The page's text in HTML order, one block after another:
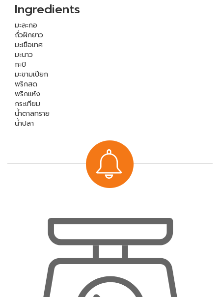
Ingredients
มะละกอ
ถั่วฝักยาว
มะเขือเทศ
มะนาว
กะปิ
มะขามเปียก
พริกสด
พริกแห้ง
กระเทียม
น้ำตาลทราย
น้ำปลา